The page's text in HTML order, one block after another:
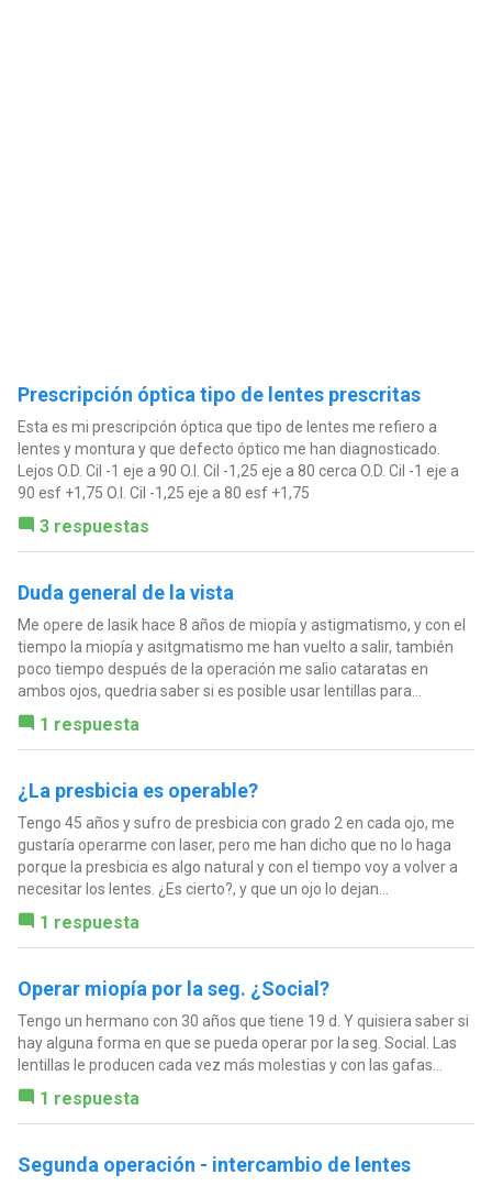
Prescripción óptica tipo de lentes prescritas
Esta es mi prescripción óptica que tipo de lentes me refiero a
lentes y montura y que defecto óptico me han diagnosticado.
Lejos O.D. Cil -1 eje a 90 O.I. Cil -1,25 eje a 80 cerca O.D. Cil -1 eje a
90 esf +1,75 O.I. Cil -1,25 eje a 80 esf +1,75
3 respuestas
Duda general de la vista
Me opere de lasik hace 8 años de miopía y astigmatismo, y con el
tiempo la miopía y asitgmatismo me han vuelto a salir, también
poco tiempo después de la operación me salio cataratas en
ambos ojos, quedria saber si es posible usar lentillas para...
1 respuesta
¿La presbicia es operable?
Tengo 45 años y sufro de presbicia con grado 2 en cada ojo, me
gustaría operarme con laser, pero me han dicho que no lo haga
porque la presbicia es algo natural y con el tiempo voy a volver a
necesitar los lentes. ¿Es cierto?, y que un ojo lo dejan...
1 respuesta
Operar miopía por la seg. ¿Social?
Tengo un hermano con 30 años que tiene 19 d. Y quisiera saber si
hay alguna forma en que se pueda operar por la seg. Social. Las
lentillas le producen cada vez más molestias y con las gafas...
1 respuesta
Segunda operación - intercambio de lentes